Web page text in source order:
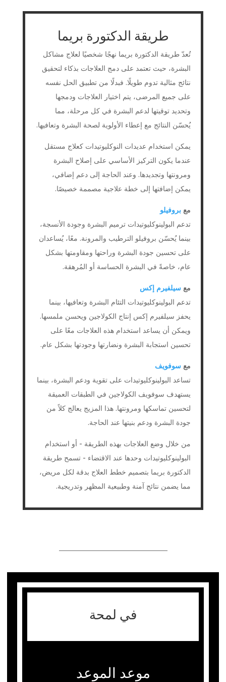
طريقة الدكتورة بريما
تُعدّ طريقة الدكتورة بريما نهجًا شخصيًا لعلاج مشاكل
البشرة، حيث تعتمد على دمج العلاجات بذكاء لتحقيق
نتائج مثالية تدوم طويلًا. فبدلًا من تطبيق الحل نفسه
على جميع المرضى، يتم اختيار العلاجات ودمجها
وتحديد توقيتها لدعم البشرة في كل مرحلة، مما
يُحسّن النتائج مع إعطاء الأولوية لصحة البشرة وتعافيها.
يمكن استخدام عديدات النوكليوتيدات كعلاج مستقل
عندما يكون التركيز الأساسي على إصلاح البشرة
ومرونتها وتجديدها. وعند الحاجة إلى دعم إضافي،
يمكن إضافتها إلى خطة علاجية مصممة خصيصًا.
مع بروفيلو
تدعم البولينوكليوتيدات ترميم البشرة وجودة الأنسجة،
بينما يُحسّن بروفيلو الترطيب والمرونة. معًا، يُساعدان
على تحسين جودة البشرة وراحتها ومقاومتها بشكل
عام، خاصةً في البشرة الحساسة أو المُرهقة.
مع سيلفيرم إكس
تدعم البولينوكليوتيدات التئام البشرة وتعافيها، بينما
يحفز سيلفيرم إكس إنتاج الكولاجين ويحسن ملمسها.
ويمكن أن يساعد استخدام هذه العلاجات معًا على
تحسين استجابة البشرة ونضارتها وجودتها بشكل عام.
مع سوفويف
تساعد البولينوكليوتيدات على تقوية ودعم البشرة، بينما
يستهدف سوفويف الكولاجين في الطبقات العميقة
لتحسين تماسكها ومرونتها. هذا المزيج يعالج كلاً من
جودة البشرة ودعم بنيتها عند الحاجة.
من خلال وضع العلاجات بهذه الطريقة - أو استخدام
البولينوكليوتيدات وحدها عند الاقتضاء - تسمح طريقة
الدكتورة بريما بتصميم خطط العلاج بدقة لكل مريض،
مما يضمن نتائج آمنة وطبيعية المظهر وتدريجية.
في لمحة
موعد الموعد